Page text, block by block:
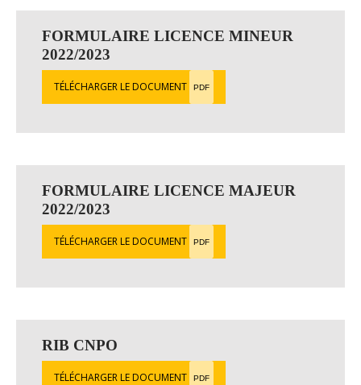
FORMULAIRE LICENCE MINEUR
2022/2023
TÉLÉCHARGER LE DOCUMENT PDF
FORMULAIRE LICENCE MAJEUR
2022/2023
TÉLÉCHARGER LE DOCUMENT PDF
RIB CNPO
TÉLÉCHARGER LE DOCUMENT PDF